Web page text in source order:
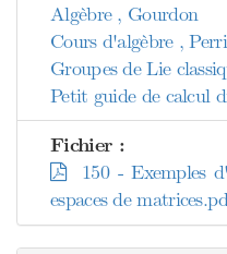
Algèbre , Gourdon
Cours d'algèbre ,
Groupes de Lie
Petit guide de calcul
Fichier :
150 - Exemples
espaces de